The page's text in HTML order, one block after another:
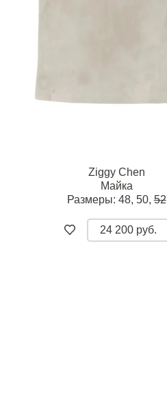
Ziggy Chen
Майка
Размеры: 48, 50, 52
24 200 руб.